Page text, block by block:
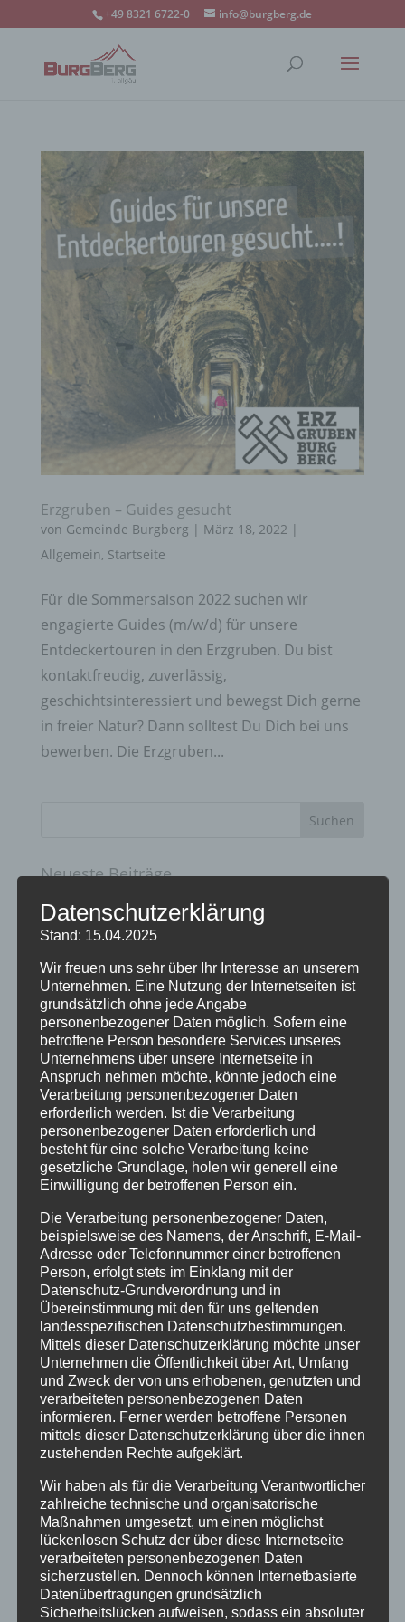
+49 8321 6722-0 info@burgberg.de
Erzgruben – Guides gesucht
von Gemeinde Burgberg | März 18, 2022 |
Allgemein, Startseite
Für die Sommersaison 2022 suchen wir
engagierte Guides (m/w/d) für unsere
Entdeckertouren in den Erzgruben. Du bist
kontaktfreudig, zuverlässig,
geschichtsinteressiert und bewegst Dich gerne
in freier Natur? Dann solltest Du Dich bei uns
bewerben. Die Erzgruben...
Neueste Beiträge
Energetische Gebäudesanierung zum
Effizienzhaus und Plus-Energie-Einfamilienhaus
Zukunftsorientierte Heiztechnik und Nutzung
erneuerbare Energien
20 Jahre Erzgruben Burgberg –
Jubiläumssommer mit vielen besonderen
Erlebnissen
Halbzeit im Mikrozensus
Burgberger Dorfabende
Kategorien
Allgemein
Amtliche Bekanntmachungen
Bürgerinformationen
Fortbildungen
Klimaschutz Best Practice
Startseite
Veranstaltungen
Stichwörter
2024 agathazell Aktion Allgäu alpsee-grünten
Antrag Arbeiten ausweis Bauhof Bayern
Bekanntmachung Brauchtum burgberg
Burgberg im Allgäu burgentage Bürger Bürgerbüro
Bürgerinfo bürgermeister corona Dorfplatz
Datenschutzerklärung
Stand: 15.04.2025
Wir freuen uns sehr über Ihr Interesse an unserem
Unternehmen. Eine Nutzung der Internetseiten ist
grundsätzlich ohne jede Angabe
personenbezogener Daten möglich. Sofern eine
betroffene Person besondere Services unseres
Unternehmens über unsere Internetseite in
Anspruch nehmen möchte, könnte jedoch eine
Verarbeitung personenbezogener Daten
erforderlich werden. Ist die Verarbeitung
personenbezogener Daten erforderlich und
besteht für eine solche Verarbeitung keine
gesetzliche Grundlage, holen wir generell eine
Einwilligung der betroffenen Person ein.
Die Verarbeitung personenbezogener Daten,
beispielsweise des Namens, der Anschrift, E-Mail-
Adresse oder Telefonnummer einer betroffenen
Person, erfolgt stets im Einklang mit der
Datenschutz-Grundverordnung und in
Übereinstimmung mit den für uns geltenden
landesspezifischen Datenschutzbestimmungen.
Mittels dieser Datenschutzerklärung möchte unser
Unternehmen die Öffentlichkeit über Art, Umfang
und Zweck der von uns erhobenen, genutzten und
verarbeiteten personenbezogenen Daten
informieren. Ferner werden betroffene Personen
mittels dieser Datenschutzerklärung über die ihnen
zustehenden Rechte aufgeklärt.
Wir haben als für die Verarbeitung Verantwortlicher
zahlreiche technische und organisatorische
Maßnahmen umgesetzt, um einen möglichst
lückenlosen Schutz der über diese Internetseite
verarbeiteten personenbezogenen Daten
sicherzustellen. Dennoch können Internetbasierte
Datenübertragungen grundsätzlich
Sicherheitslücken aufweisen, sodass ein absoluter